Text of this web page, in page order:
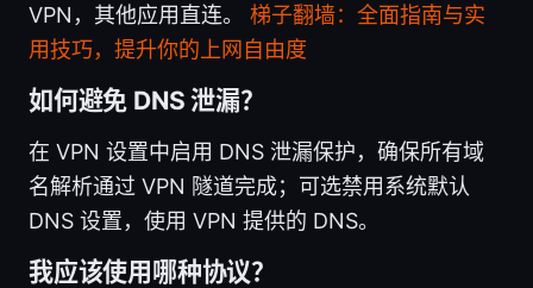
VPN，其他应用直连。 梯子翻墙：全面指南与实
用技巧，提升你的上网自由度
如何避免 DNS 泄漏？
在 VPN 设置中启用 DNS 泄漏保护，确保所有域
名解析通过 VPN 隧道完成；可选禁用系统默认
DNS 设置，使用 VPN 提供的 DNS。
我应该使用哪种协议？